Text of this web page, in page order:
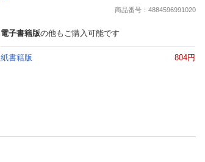
商品番号：4884596991020
電子書籍版の他もご購入可能です
紙書籍版 804円